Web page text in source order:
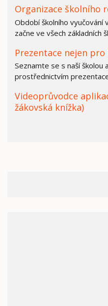
Organizace školního
Období školního
začne ve všech základních
Prezentace nejen
Seznamte se s naší školou
prostřednictvím
Videoprůvodce
žákovská knížka)